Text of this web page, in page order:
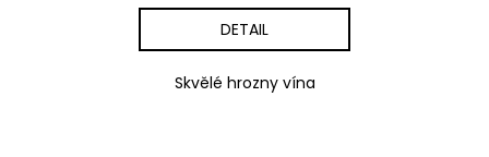
DETAIL
Skvělé hrozny vína